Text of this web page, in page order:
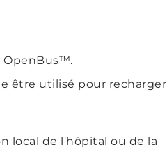
OpenBus™.
être utilisé pour recharger
local de l'hôpital ou de la